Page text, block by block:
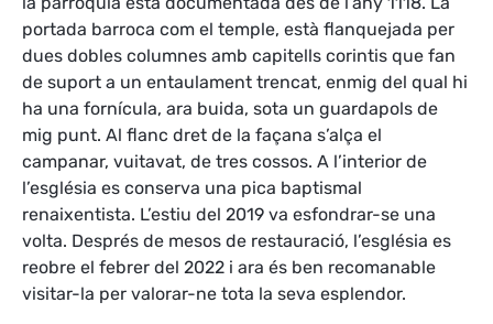
portada barroca com el temple, està flanquejada per
dues dobles columnes amb capitells corintis que fan
de suport a un entaulament trencat, enmig del qual hi
ha una fornícula, ara buida, sota un guardapols de
mig punt. Al flanc dret de la façana s’alça el
campanar, vuitavat, de tres cossos. A l’interior de
l’església es conserva una pica baptismal
renaixentista. L’estiu del 2019 va esfondrar-se una
volta. Després de mesos de restauració, l’església es
reobre el febrer del 2022 i ara és ben recomanable
visitar-la per valorar-ne tota la seva esplendor.